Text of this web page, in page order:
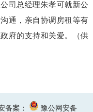
司总经理朱孝可就新公
通，亲自协调房租等有
府的支持和关爱。（供
案： 豫公网安备